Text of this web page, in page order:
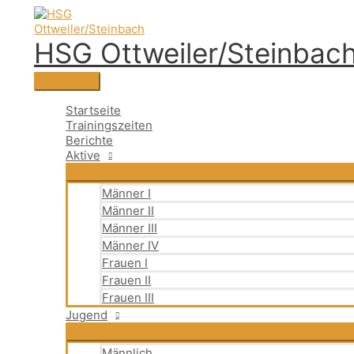
Inhalt
springenHSG Ottweiler/
Hauptmenü
Startseite
Trainingszeiten
Berichte
Aktive
Männer I
Männer II
Männer III
Männer IV
Frauen I
Frauen II
Frauen III
Jugend
Suchen
nach: